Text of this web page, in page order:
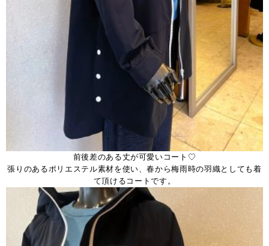
前後差のある丈が可愛いコート♡
張りのあるポリエステル素材を使い、春から梅雨時の羽織としても着
て頂けるコートです。